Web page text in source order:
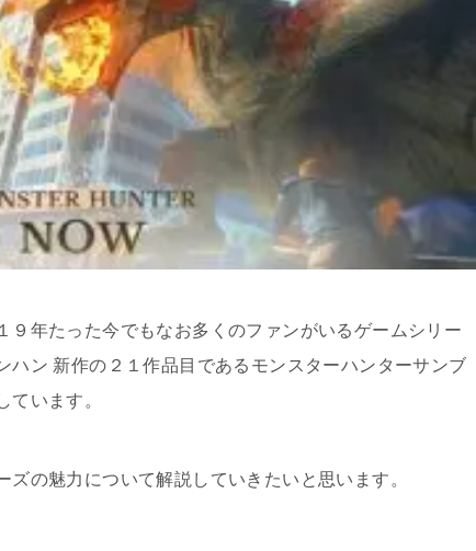
９年たった今でもなお多くのファンがいるゲームシリー
ハン 新作の２１作品目であるモンスターハンターサンブ
ています。
の魅力について解説していきたいと思います。